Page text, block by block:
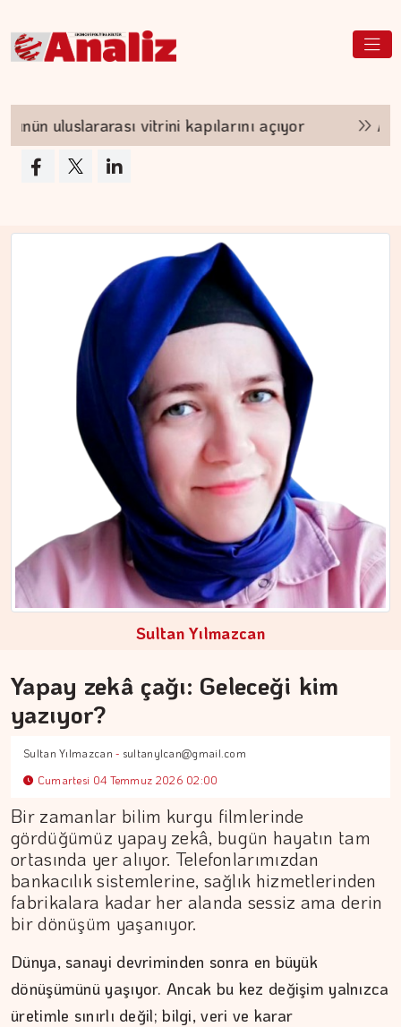
açıyor ABD'nin yeni tarifesi Türk
Sultan Yılmazcan
Yapay zekâ çağı: Geleceği kim
yazıyor?
Sultan Yılmazcan- sultanylcan@gmail.com
Cumartesi 04 Temmuz 2026 02:00
Bir zamanlar bilim kurgu filmlerinde
gördüğümüz yapay zekâ, bugün hayatın tam
ortasında yer alıyor. Telefonlarımızdan
bankacılık sistemlerine, sağlık hizmetlerinden
fabrikalara kadar her alanda sessiz ama derin
bir dönüşüm yaşanıyor.
Dünya, sanayi devriminden sonra en büyük
dönüşümünü yaşıyor. Ancak bu kez değişim yalnızca
üretimle sınırlı değil; bilgi, veri ve karar
194 yıl yaşayacakmışız...…